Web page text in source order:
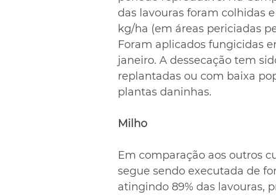
das lavouras foram colhidas
kg/ha (em áreas periciadas
Foram aplicados fungicidas
janeiro. A dessecação tem
replantadas ou com baixa
plantas daninhas.
Milho
Em comparação aos outros
segue sendo executada de
atingindo 89% das lavouras,